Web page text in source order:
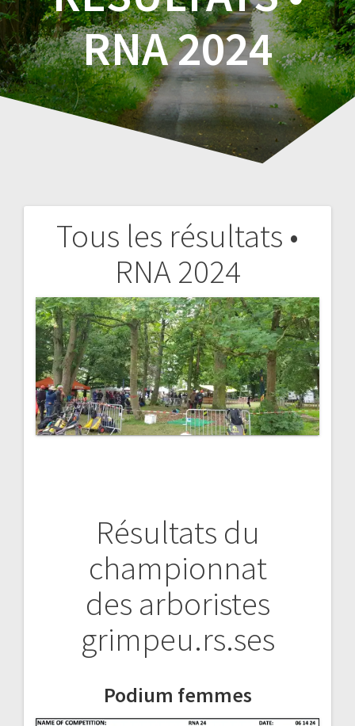
RNA 2024
Tous les résultats •
RNA 2024
Résultats du
championnat
des arboristes
grimpeu.rs.ses
Podium femmes
Navigation
l’article